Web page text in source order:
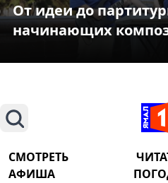
От идеи до
начинающих
Поиск
СМОТРЕТЬ
АФИША